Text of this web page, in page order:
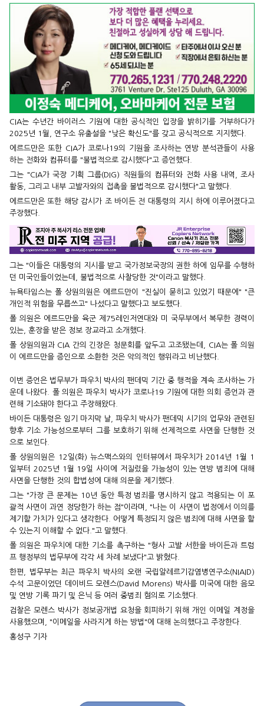
CIA는 수년간 바이러스 기원에 대한 공식적인 입장을 밝히기를 거부하다가
2025년 1월, 연구소 유출설을 "낮은 확신도"를 갖고 공식적으로 지지했다.
에르드만은 또한 CIA가 코로나19의 기원을 조사하는 연방 분석관들이 사용
하는 전화와 컴퓨터를 "불법적으로 감시했다"고 증언했다.
그는 "CIA가 국장 기획 그룹(DIG) 직원들의 컴퓨터와 전화 사용 내역, 조사
활동, 그리고 내부 고발자와의 접촉을 불법적으로 감시했다"고 말했다.
에르드만은 또한 해당 감시가 조 바이든 전 대통령의 지시 하에 이루어졌다고
주장했다.
그는 "이들은 대통령의 지시를 받고 국가정보국장의 권한 하에 임무를 수행하
던 미국인들이었는데, 불법적으로 사찰당한 것"이라고 말했다.
뉴욕타임스는 폴 상원의원은 에르드만이 "진실이 묻히고 있었기 때문에" "큰
개인적 위험을 무릅쓰고" 나섰다고 말했다고 보도했다.
폴 의원은 에르드만을 육군 제75레인저연대와 미 국무부에서 복무한 경력이
있는, 훈장을 받은 정보 장교라고 소개했다.
폴 상원의원과 CIA 간의 긴장은 청문회를 앞두고 고조됐는데, CIA는 폴 의원
이 에르드만을 증인으로 소환한 것은 악의적인 행위라고 비난했다.
이번 증언은 법무부가 파우치 박사의 팬데믹 기간 중 행적을 계속 조사하는 가
운데 나왔다. 폴 의원은 파우치 박사가 코로나19 기원에 대한 의회 증언과 관
련해 기소돼야 한다고 주장해왔다.
바이든 대통령은 임기 마지막 날, 파우치 박사가 팬데믹 시기의 업무와 관련된
향후 기소 가능성으로부터 그를 보호하기 위해 선제적으로 사면을 단행한 것
으로 보인다.
폴 상원의원은 12일(화) 뉴스맥스와의 인터뷰에서 파우치가 2014년 1월 1
일부터 2025년 1월 19일 사이에 저질렀을 가능성이 있는 연방 범죄에 대해
사면을 단행한 것의 합법성에 대해 의문을 제기했다.
그는 "가장 큰 문제는 10년 동안 특정 범죄를 명시하지 않고 적용되는 이 포
괄적 사면이 과연 정당한가 하는 점"이라며, "나는 이 사면이 법정에서 이의를
제기할 가치가 있다고 생각한다. 어떻게 특정되지 않은 범죄에 대해 사면을 할
수 있는지 이해할 수 없다."고 말했다.
폴 의원은 파우치에 대한 기소를 촉구하는 "형사 고발 서한을 바이든과 트럼
프 행정부의 법무부에 각각 세 차례 보냈다"고 밝혔다.
한편, 법무부는 최근 파우치 박사의 오랜 국립알레르기감염병연구소(NIAID)
수석 고문이었던 데이비드 모렌스(David Morens) 박사를 미국에 대한 음모
및 연방 기록 파기 및 은닉 등 여러 중범죄 혐의로 기소했다.
검찰은 모렌스 박사가 정보공개법 요청을 회피하기 위해 개인 이메일 계정을
사용했으며, "이메일을 사라지게 하는 방법"에 대해 논의했다고 주장한다.
홍성구 기자